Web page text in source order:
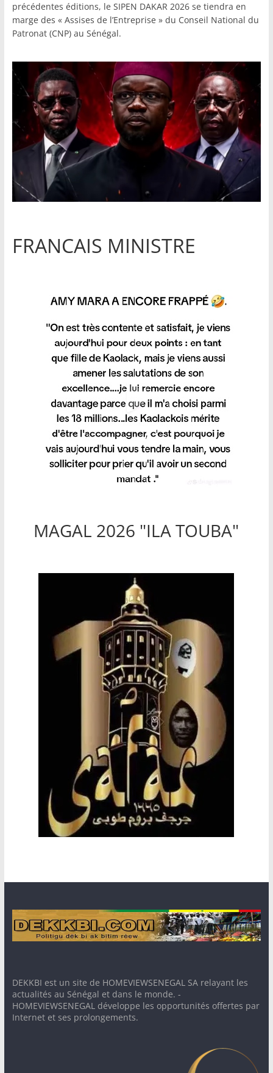
précédentes éditions, le SIPEN DAKAR 2026 se tiendra en
marge des « Assises de l’Entreprise » du Conseil National du
Patronat (CNP) au Sénégal.
FRANCAIS MINISTRE
MAGAL 2026 "ILA TOUBA"
DEKKBI est un site de HOMEVIEWSENEGAL SA relayant les
actualités au Sénégal et dans le monde. -
HOMEVIEWSENEGAL développe les opportunités offertes par
Internet et ses prolongements.